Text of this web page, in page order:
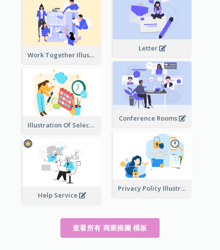
Letter
Work Together Illustration
Conference Rooms
Illustration Of Select Date & Time
Privacy Policy Illustration
Help Service
查看所有 商業插圖 模板